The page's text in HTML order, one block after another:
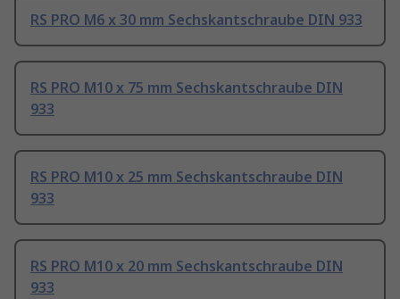
RS PRO M6 x 30 mm Sechskantschraube DIN 933
RS PRO M10 x 75 mm Sechskantschraube DIN
933
RS PRO M10 x 25 mm Sechskantschraube DIN
933
RS PRO M10 x 20 mm Sechskantschraube DIN
933